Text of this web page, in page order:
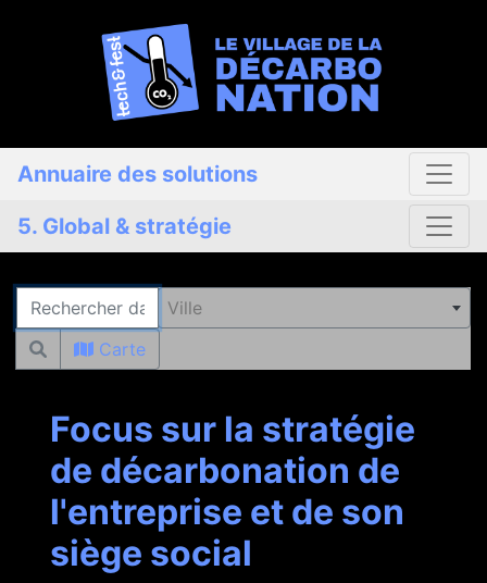
Annuaire des solutions
5. Global & stratégie
Rechercher
Ville
Carte
Focus sur la stratégie
de décarbonation de
l'entreprise et de son
siège social